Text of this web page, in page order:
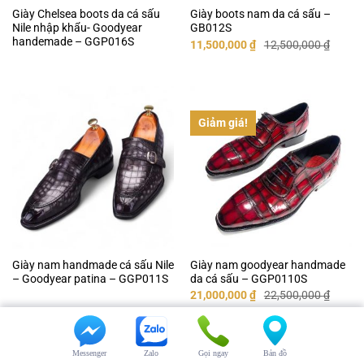
Giày Chelsea boots da cá sấu
Nile nhập khẩu- Goodyear
handemade – GGP016S
Giày boots nam da cá sấu –
GB012S
12,500,000₫
Giá
gốc
11,500,000₫Giá
hiện
Giày nam handmade cá sấu Nile
– Goodyear patina – GGP011S
Giảm giá!
Giày nam goodyear handmade
da cá sấu – GGP0110S
22,500,000₫
Giá
gốc
là:
22,500,000 ₫.
21,000,000₫Giá
hiện
tại
là:
21,000,000 ₫.
Bản đồ
Gọi ngay
Zalo
Messenger